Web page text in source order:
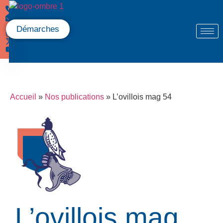
Démarches
Accueil » Nos publications » L’ovillois mag 54